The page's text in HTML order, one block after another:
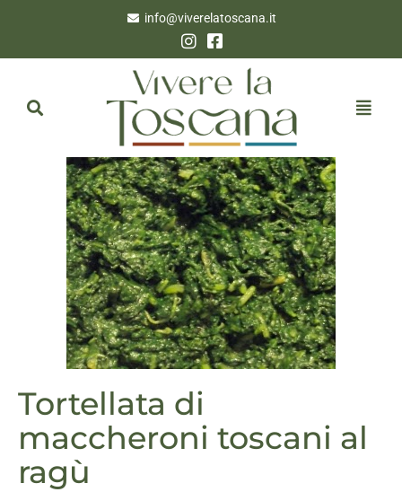
info@viverelatoscana.it
Tortellata di
maccheroni toscani al
ragù